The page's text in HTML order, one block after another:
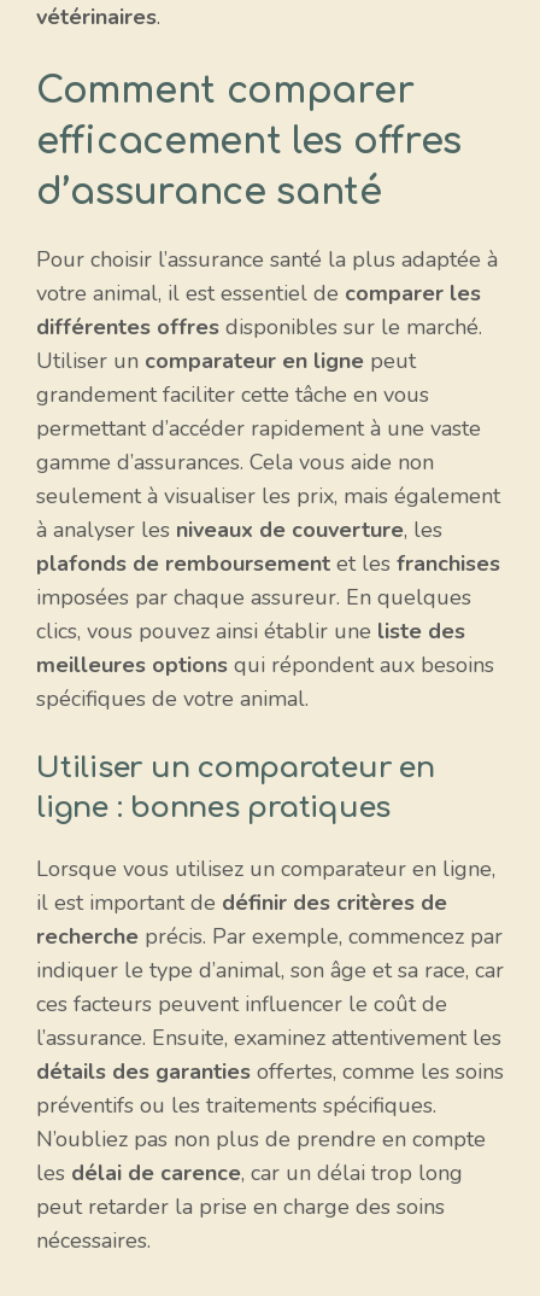
vétérinaires.
Comment comparer
efficacement les offres
d’assurance santé
Pour choisir l’assurance santé la plus adaptée à
votre animal, il est essentiel de comparer les
différentes offres disponibles sur le marché.
Utiliser un comparateur en ligne peut
grandement faciliter cette tâche en vous
permettant d’accéder rapidement à une vaste
gamme d’assurances. Cela vous aide non
seulement à visualiser les prix, mais également
à analyser les niveaux de couverture, les
plafonds de remboursement et les franchises
imposées par chaque assureur. En quelques
clics, vous pouvez ainsi établir une liste des
meilleures options qui répondent aux besoins
spécifiques de votre animal.
Utiliser un comparateur en
ligne : bonnes pratiques
Lorsque vous utilisez un comparateur en ligne,
il est important de définir des critères de
recherche précis. Par exemple, commencez par
indiquer le type d’animal, son âge et sa race, car
ces facteurs peuvent influencer le coût de
l’assurance. Ensuite, examinez attentivement les
détails des garanties offertes, comme les soins
préventifs ou les traitements spécifiques.
N’oubliez pas non plus de prendre en compte
les délai de carence, car un délai trop long
peut retarder la prise en charge des soins
nécessaires.